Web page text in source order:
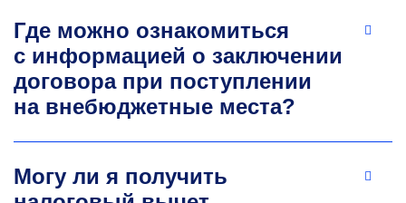
генерального директора по развитию ООО
«АЛАРМ»
Окончил Московский государственный
институт стали и сплавов (технологический
университет) с присвоением квалификации
«Инженер» по специальности «Литейное
Кандидат технических наук. Заместитель
Где можно ознакомиться
с информацией о заключении
договора при поступлении
на внебюджетные места?
Могу ли я получить